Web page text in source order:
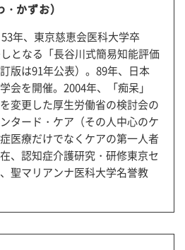
かずお）
年、東京慈恵会医科大学卒
となる「長谷川式簡易知能評価
版は91年公表）。89年、日本
会を開催。2004年、「痴呆」
変更した厚生労働省の検討会の
タード・ケア（その人中心のケ
医療だけでなくケアの第一人者
、認知症介護研究・研修東京セ
聖マリアンナ医科大学名誉教